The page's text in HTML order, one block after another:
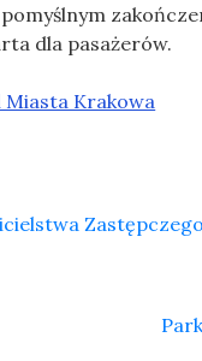
dla pasażerów.
Miasta Krakowa